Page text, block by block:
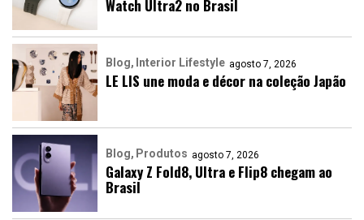
Watch Ultra2 no Brasil
Blog Interior Lifestyle agosto 7, 2026
LE LIS une moda e décor na coleção Japão
Blog Produtos agosto 7, 2026
Galaxy Z Fold8, Ultra e Flip8 chegam ao
Brasil